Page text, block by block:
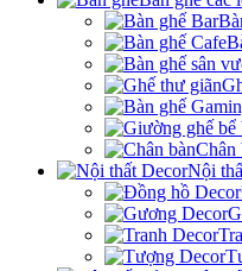
Chân
Nội